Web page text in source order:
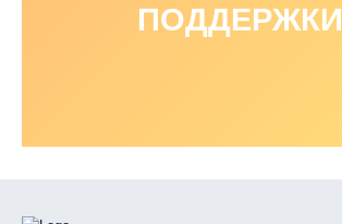
ПОДДЕРЖКИ